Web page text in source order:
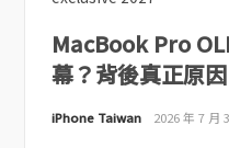
MacBook Pro
幕？背後真正原因
iPhone Taiwan 2026 年 7 月